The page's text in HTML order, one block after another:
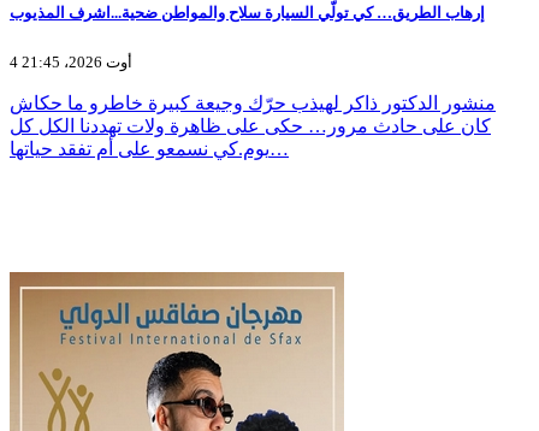
إرهاب الطريق… كي تولّي السيارة سلاح والمواطن ضحية...اشرف المذيوب
4 أوت 2026، 21:45
منشور الدكتور ذاكر لهيذب حرّك وجيعة كبيرة خاطرو ما حكاش
كان على حادث مرور… حكى على ظاهرة ولات تهددنا الكل كل
يوم.كي نسمعو على أم تفقد حياتها…